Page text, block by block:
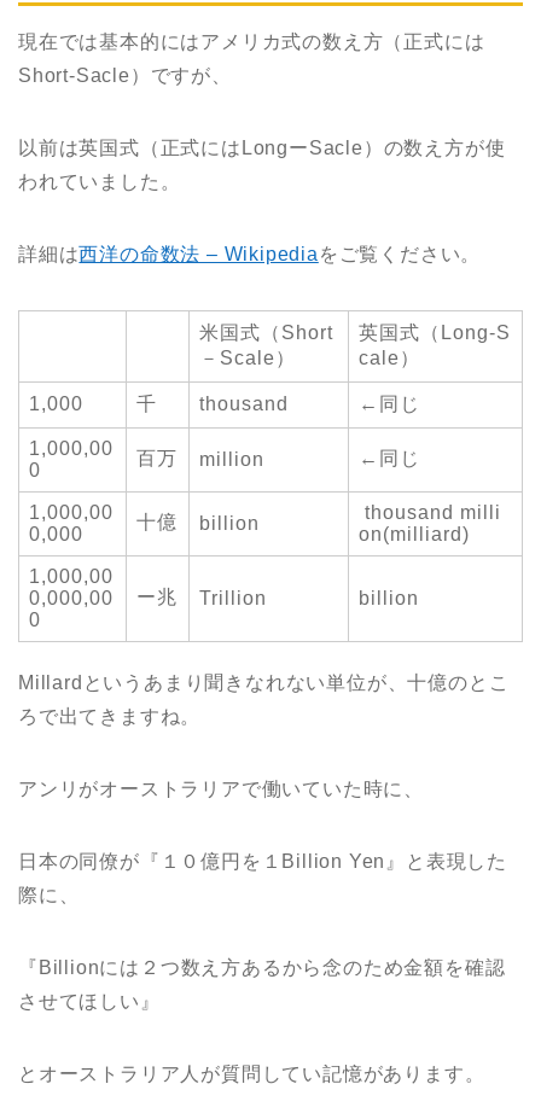
現在では基本的にはアメリカ式の数え方（正式には
Short-Sacle）ですが、
以前は英国式（正式にはLongーSacle）の数え方が使
われていました。
詳細は西洋の命数法 – Wikipedia をご覧ください。
米国式（Short
－Scale）
英国式（Long-S
cale）
1,000 千 thousand ←同じ
1,000,00
0
百万 million ←同じ
1,000,00
0,000
十億 billion
thousand milli
on(milliard)
1,000,00
0,000,00
0
ー兆 Trillion billion
Millardというあまり聞きなれない単位が、十億のとこ
ろで出てきますね。
アンリがオーストラリアで働いていた時に、
日本の同僚が『１０億円を１Billion Yen』と表現した
際に、
『Billionには２つ数え方あるから念のため金額を確認
させてほしい』
とオーストラリア人が質問してい記憶があります。